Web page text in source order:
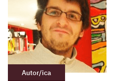
Autor/ica